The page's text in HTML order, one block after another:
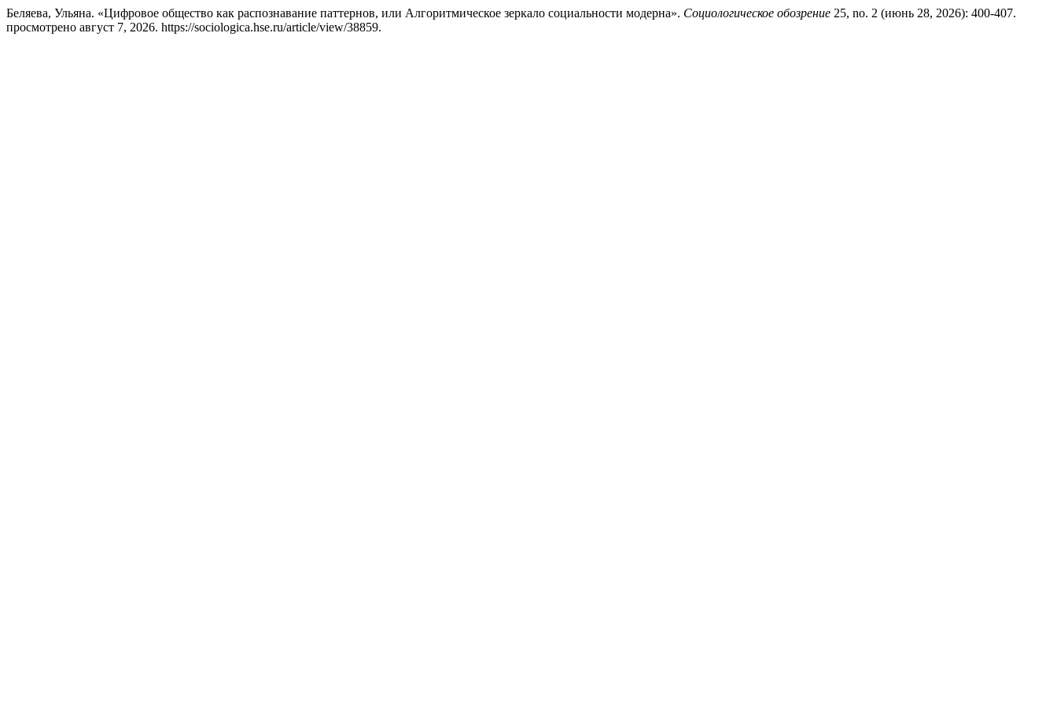
Беляева, Ульяна. «Цифровое общество как распознавание паттернов, или Алгоритмическое зеркало социальности модерна». Социологическое обозрение 25, no. 2 (июнь 28, 2026): 400-407.
просмотрено август 7, 2026. https://sociologica.hse.ru/article/view/38859.